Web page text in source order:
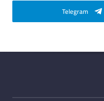
Telegram